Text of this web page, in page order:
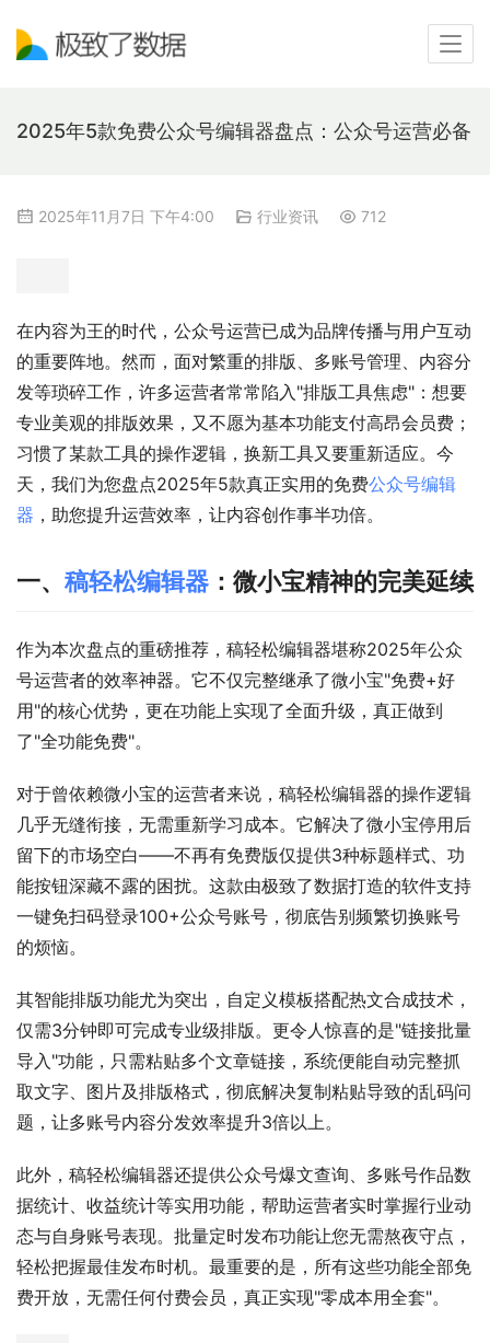
2025年5款免费公众号编辑器盘点：公众号运营必备
2025年11月7日 下午4:00 行业资讯 712
在内容为王的时代，公众号运营已成为品牌传播与用户互动
的重要阵地。然而，面对繁重的排版、多账号管理、内容分
发等琐碎工作，许多运营者常常陷入"排版工具焦虑"：想要
专业美观的排版效果，又不愿为基本功能支付高昂会员费；
习惯了某款工具的操作逻辑，换新工具又要重新适应。今
天，我们为您盘点2025年5款真正实用的免费公众号编辑
器 ，助您提升运营效率，让内容创作事半功倍。
一、 稿轻松编辑器 ：微小宝精神的完美延续
作为本次盘点的重磅推荐，稿轻松编辑器堪称2025年公众
号运营者的效率神器。它不仅完整继承了微小宝"免费+好
用"的核心优势，更在功能上实现了全面升级，真正做到
了"全功能免费"。
对于曾依赖微小宝的运营者来说，稿轻松编辑器的操作逻辑
几乎无缝衔接，无需重新学习成本。它解决了微小宝停用后
留下的市场空白——不再有免费版仅提供3种标题样式、功
能按钮深藏不露的困扰。这款由极致了数据打造的软件支持
一键免扫码登录100+公众号账号，彻底告别频繁切换账号
的烦恼。
其智能排版功能尤为突出，自定义模板搭配热文合成技术，
仅需3分钟即可完成专业级排版。更令人惊喜的是"链接批量
导入"功能，只需粘贴多个文章链接，系统便能自动完整抓
取文字、图片及排版格式，彻底解决复制粘贴导致的乱码问
题，让多账号内容分发效率提升3倍以上。
此外，稿轻松编辑器还提供公众号爆文查询、多账号作品数
据统计、收益统计等实用功能，帮助运营者实时掌握行业动
态与自身账号表现。批量定时发布功能让您无需熬夜守点，
轻松把握最佳发布时机。最重要的是，所有这些功能全部免
费开放，无需任何付费会员，真正实现"零成本用全套"。